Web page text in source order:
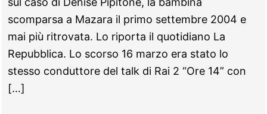
scomparsa a Mazara il primo settembre 2004 e
mai più ritrovata. Lo riporta il quotidiano La
Repubblica. Lo scorso 16 marzo era stato lo
stesso conduttore del talk di Rai 2 “Ore 14” con
[…]